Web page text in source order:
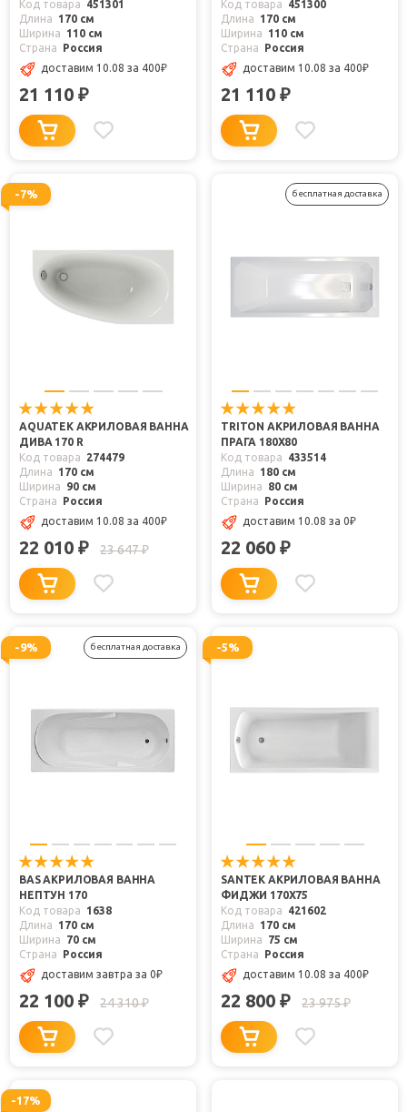
Код товара
451301
Длина
170 см
Ширина
110 см
Страна
Россия
доставим 10.08 за 400₽
21 110 ₽
Код товара
451300
Длина
170 см
Ширина
110 см
Страна
Россия
доставим 10.08 за 400₽
21 110 ₽
-7%
AQUATEK АКРИЛОВАЯ ВАННА
ДИВА 170 R
Код товара
274479
Длина
170 см
Ширина
90 см
Страна
Россия
доставим 10.08 за 400₽
22 010 ₽ 23 647₽
бесплатная доставка
TRITON АКРИЛОВАЯ ВАННА
ПРАГА 180X80
Код товара
433514
Длина
180 см
Ширина
80 см
Страна
Россия
доставим 10.08 за 0₽
22 060 ₽
-9% бесплатная доставка
BAS АКРИЛОВАЯ ВАННА
НЕПТУН 170
Код товара
1638
Длина
170 см
Ширина
70 см
Страна
Россия
доставим завтра за 0₽
22 100 ₽ 24 310₽
-5%
SANTEK АКРИЛОВАЯ ВАННА
ФИДЖИ 170X75
Код товара
421602
Длина
170 см
Ширина
75 см
Страна
Россия
доставим 10.08 за 400₽
22 800 ₽ 23 975₽
-17%